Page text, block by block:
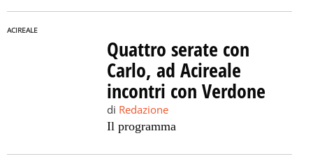
ACIREALE
Quattro serate con
Carlo, ad Acireale
incontri con Verdone
di Redazione
Il programma